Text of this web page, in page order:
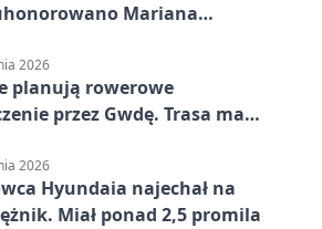
Mariana
2026
planują rowerowe
przez Gwdę. Trasa ma
2026
Hyundaia najechał na
Miał ponad 2,5 promila